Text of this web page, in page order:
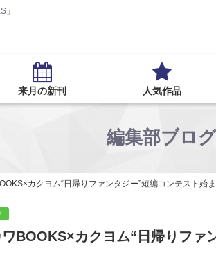
来月の新刊 人気作品
編集部ブログ
カクヨム“日帰りファンタジー”短編コンテスト始
BOOKS×カクヨム“日帰りファ